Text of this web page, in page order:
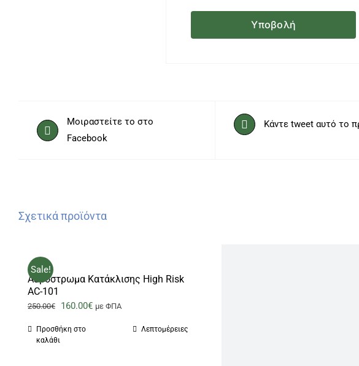
Μοιραστείτε το στο
Facebook
Κάντε tweet αυτό το
Σχετικά προϊόντα
Sale!
Αερόστρωμα Κατάκλισης High Risk
AC-101
250.00€
Original
160.00€Ημε ΦΠΑ
Προσθήκη στο
καλάθι
Λεπτομέρειες